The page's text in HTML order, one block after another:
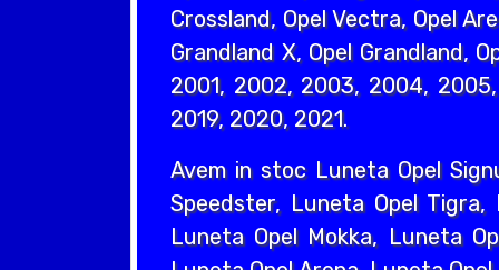
Crossland, Opel Vectra, Opel
Grandland X, Opel Grandland,
2001, 2002, 2003, 2004,
2019, 2020, 2021.
Avem in stoc Luneta Opel
Speedster, Luneta Opel Tigra,
Luneta Opel Mokka, Luneta